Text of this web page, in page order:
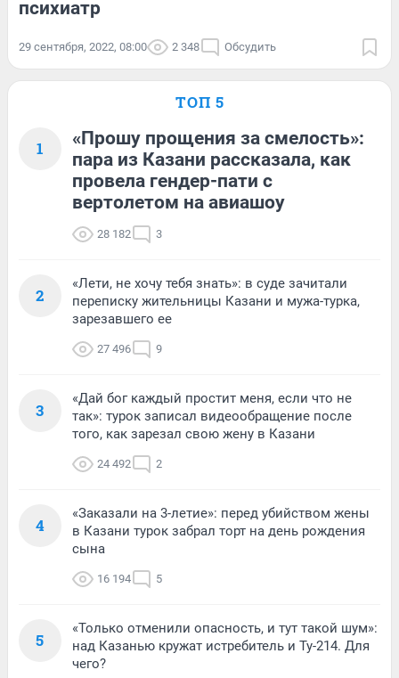
психиатр
29 сентября, 2022, 08:00 2 348 Обсудить
ТОП 5
1
«Прошу прощения за смелость»:
пара из Казани рассказала, как
провела гендер-пати с
вертолетом на авиашоу
28 182 3
2
«Лети, не хочу тебя знать»: в суде зачитали
переписку жительницы Казани и мужа-турка,
зарезавшего ее
27 496 9
3
«Дай бог каждый простит меня, если что не
так»: турок записал видеообращение после
того, как зарезал свою жену в Казани
24 492 2
4
«Заказали на 3-летие»: перед убийством жены
в Казани турок забрал торт на день рождения
сына
16 194 5
5
«Только отменили опасность, и тут такой шум»:
над Казанью кружат истребитель и Ту-214. Для
чего?